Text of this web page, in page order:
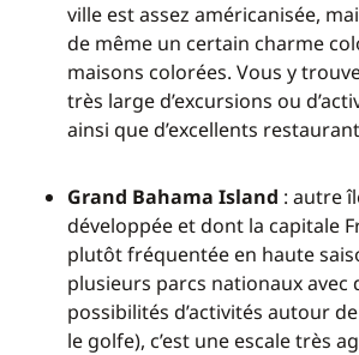
ville est assez américanisée,
de même un certain charme
maisons colorées. Vous y
très large d’excursions ou
ainsi que d’excellents
Grand Bahama Island : autre
développée et dont la capitale
plutôt fréquentée en haute
plusieurs parcs nationaux avec
possibilités d’activités autour
le golfe), c’est une escale très